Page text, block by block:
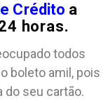
Crédito a
horas.
todos
boleto amil, pois
do seu cartão.